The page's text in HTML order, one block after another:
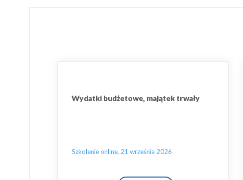
Wydatki budżetowe, majątek trwały
Szkolenie online, 21 września 2026